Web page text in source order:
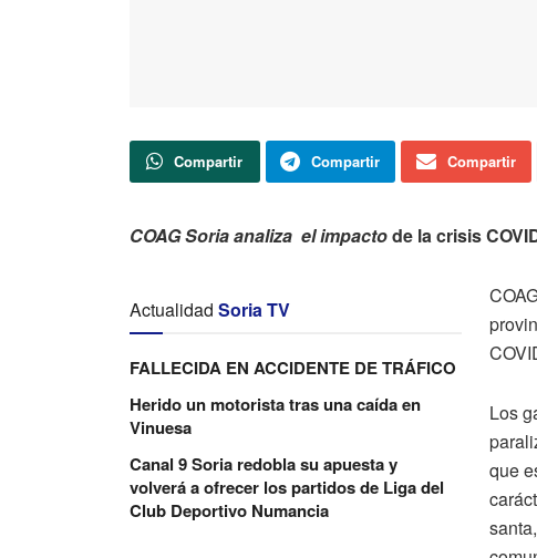
Compartir Compartir Compartir
COAG Soria analiza el impactode la crisis
Actualidad Soria TV
FALLECIDA EN ACCIDENTE DE TRÁFICO
Herido un motorista tras una caída en
Vinuesa
Canal 9 Soria redobla su apuesta y
volverá a ofrecer los partidos de Liga del
Club Deportivo Numancia
Los
que